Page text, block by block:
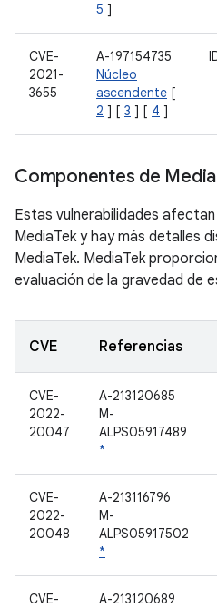
5 ]
CVE-
2021-
3655
A-197154735
Núcleo
ascendente [
2 ] [ 3 ] [ 4 ]
Componentes de Media
Estas vulnerabilidades
MediaTek y hay más detalles
MediaTek. MediaTek
evaluación de la gravedad de
CVE Referencias
CVE-
2022-
20047
A-213120685
M-
ALPS05917489
*
CVE-
2022-
20048
A-213116796
M-
ALPS05917502
*
CVE-
A-213120689